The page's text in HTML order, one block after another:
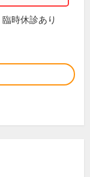
時休診あり